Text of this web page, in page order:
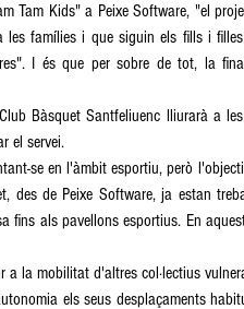
Tam Kids" a Peixe Software, "el
famílies i que siguin els fills i
I és que per sobre de tot, la
Bàsquet Santfeliuenc lliurarà a
el servei.
se en l'àmbit esportiu, però
de Peixe Software, ja estan
fins als pavellons esportius. En
la mobilitat d'altres col·lectius
els seus desplaçaments